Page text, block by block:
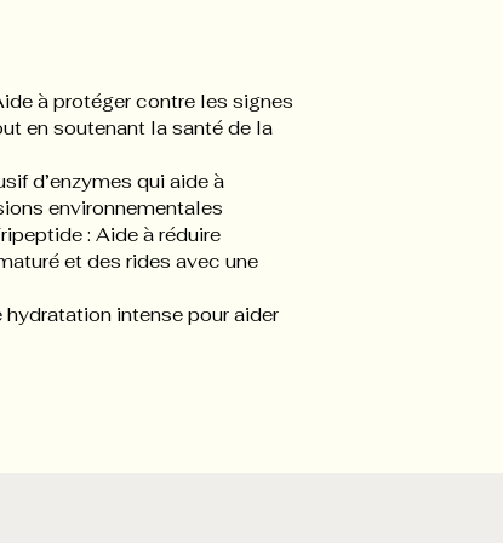
à protéger contre les signes
en soutenant la santé de la
d’enzymes qui aide à
environnementales
: Aide à réduire
et des rides avec une
hydratation intense pour aider